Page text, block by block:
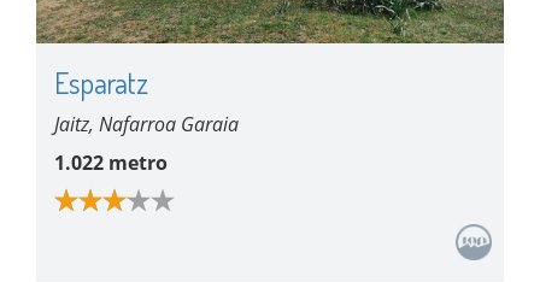
Esparatz
Jaitz, Nafarroa Garaia
1.022 metro